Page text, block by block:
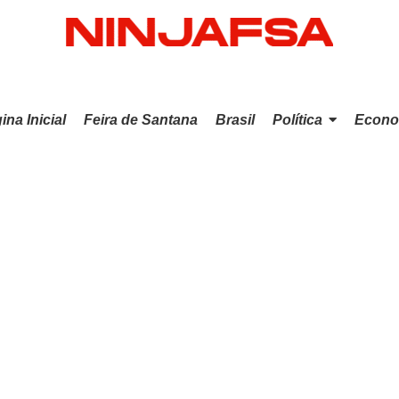
Inicial Feira de Santana Brasil Política